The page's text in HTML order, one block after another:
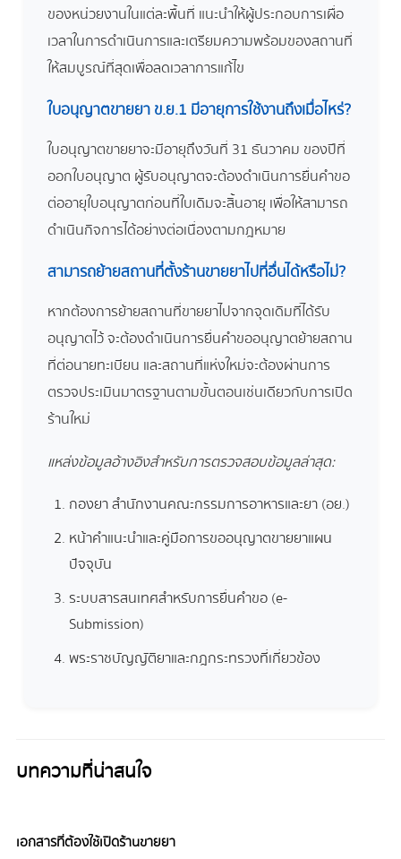
ของหน่วยงานในแต่ละพื้นที่ แนะนำให้ผู้ประกอบการเผื่อ
เวลาในการดำเนินการและเตรียมความพร้อมของสถานที่
ให้สมบูรณ์ที่สุดเพื่อลดเวลาการแก้ไข
ใบอนุญาตขายยา ข.ย.1 มีอายุการใช้งานถึงเมื่อไหร่?
ใบอนุญาตขายยาจะมีอายุถึงวันที่ 31 ธันวาคม ของปีที่
ออกใบอนุญาต ผู้รับอนุญาตจะต้องดำเนินการยื่นคำขอ
ต่ออายุใบอนุญาตก่อนที่ใบเดิมจะสิ้นอายุ เพื่อให้สามารถ
ดำเนินกิจการได้อย่างต่อเนื่องตามกฎหมาย
สามารถย้ายสถานที่ตั้งร้านขายยาไปที่อื่นได้หรือไม่?
หากต้องการย้ายสถานที่ขายยาไปจากจุดเดิมที่ได้รับ
อนุญาตไว้ จะต้องดำเนินการยื่นคำขออนุญาตย้ายสถาน
ที่ต่อนายทะเบียน และสถานที่แห่งใหม่จะต้องผ่านการ
ตรวจประเมินมาตรฐานตามขั้นตอนเช่นเดียวกับการเปิด
ร้านใหม่
แหล่งข้อมูลอ้างอิงสำหรับการตรวจสอบข้อมูลล่าสุด:
กองยา สำนักงานคณะกรรมการอาหารและยา (อย.)
หน้าคำแนะนำและคู่มือการขออนุญาตขายยาแผน
ปัจจุบัน
ระบบสารสนเทศสำหรับการยื่นคำขอ (e-
Submission)
พระราชบัญญัติยาและกฎกระทรวงที่เกี่ยวข้อง
บทความที่น่าสนใจ